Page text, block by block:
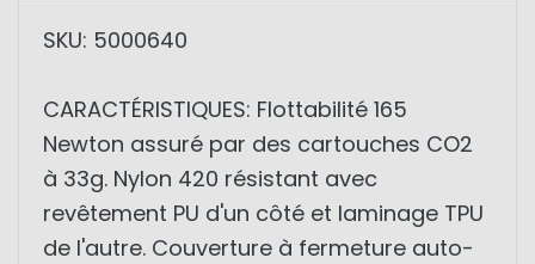
SKU: 5000640
CARACTÉRISTIQUES: Flottabilité 165
Newton assuré par des cartouches CO2
à 33g. Nylon 420 résistant avec
revêtement PU d'un côté et laminage TPU
de l'autre. Couverture à fermeture auto-